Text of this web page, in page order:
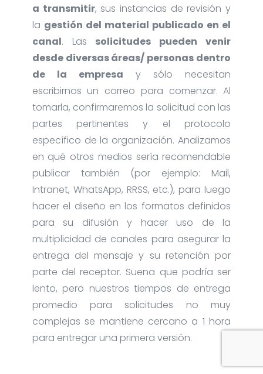
a transmitir, sus instancias de revisión y
la gestión del material publicado en el
canal. Las solicitudes pueden venir
desde diversas áreas/ personas dentro
de la empresa y sólo necesitan
escribirnos un correo para comenzar. Al
tomarla, confirmaremos la solicitud con las
partes pertinentes y el protocolo
específico de la organización. Analizamos
en qué otros medios sería recomendable
publicar también (por ejemplo: Mail,
Intranet, WhatsApp, RRSS, etc.), para luego
hacer el diseño en los formatos definidos
para su difusión y hacer uso de la
multiplicidad de canales para asegurar la
entrega del mensaje y su retención por
parte del receptor. Suena que podría ser
lento, pero nuestros tiempos de entrega
promedio para solicitudes no muy
complejas se mantiene cercano a 1 hora
para entregar una primera versión.